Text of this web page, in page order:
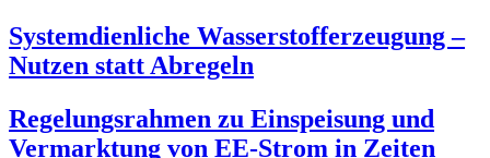
Systemdienliche Wasserstofferzeugung –
Nutzen statt Abregeln
Regelungsrahmen zu Einspeisung und
Vermarktung von EE-Strom in Zeiten